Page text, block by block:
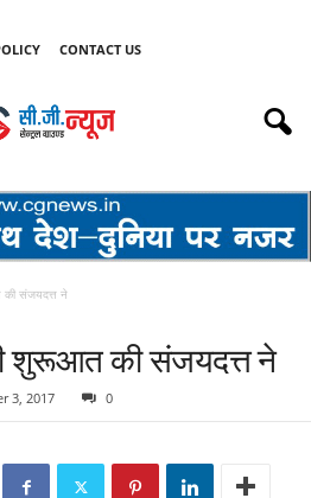
CONTACT US
की संजयदत्त ने
शुरूआत की संजयदत्त ने
3, 2017 0